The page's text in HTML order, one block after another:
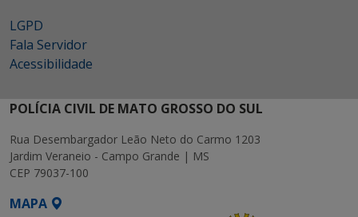
LGPD
Fala Servidor
Acessibilidade
POLÍCIA CIVIL DE MATO GROSSO DO SUL
Rua Desembargador Leão Neto do Carmo 1203
Jardim Veraneio - Campo Grande | MS
CEP 79037-100
MAPA